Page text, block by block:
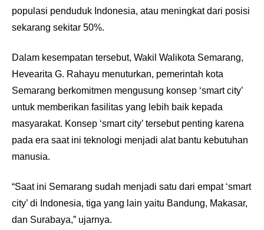
populasi penduduk Indonesia, atau meningkat dari posisi
sekarang sekitar 50%.
Dalam kesempatan tersebut, Wakil Walikota Semarang,
Hevearita G. Rahayu menuturkan, pemerintah kota
Semarang berkomitmen mengusung konsep ‘smart city’
untuk memberikan fasilitas yang lebih baik kepada
masyarakat. Konsep ‘smart city’ tersebut penting karena
pada era saat ini teknologi menjadi alat bantu kebutuhan
manusia.
“Saat ini Semarang sudah menjadi satu dari empat ‘smart
city’ di Indonesia, tiga yang lain yaitu Bandung, Makasar,
dan Surabaya,” ujarnya.